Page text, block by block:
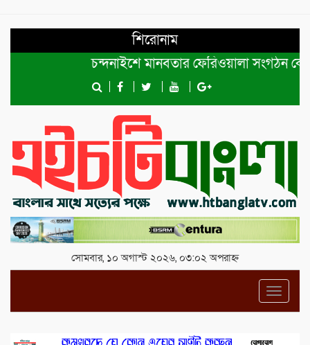
শিরোনাম
চন্দনাইশে মানবতার ফেরিওয়ালা সংগঠন কেন্দ্রীয়
সোমবার, ১০ অগাস্ট ২০২৬, ০৩:০২ অপরাহ্ন